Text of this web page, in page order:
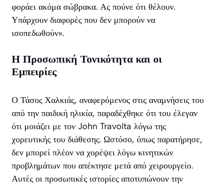
φοράει ακόμα σώβρακα. Ας πούνε ότι θέλουν.
Υπάρχουν διαφορές που δεν μπορούν να
ισοπεδωθούν».
Η Προσωπική Τονικότητα και οι
Εμπειρίες
Ο Τάσος Χαλκιάς, αναφερόμενος στις αναμνήσεις του
από την παιδική ηλικία, παραδέχθηκε ότι του έλεγαν
ότι μοιάζει με τον John Travolta λόγω της
χορευτικής του διάθεσης. Ωστόσο, όπως παρατήρησε,
δεν μπορεί πλέον να χορέψει λόγω κινητικών
προβλημάτων που απέκτησε μετά από χειρουργείο.
Αυτές οι προσωπικές ιστορίες αποτυπώνουν την